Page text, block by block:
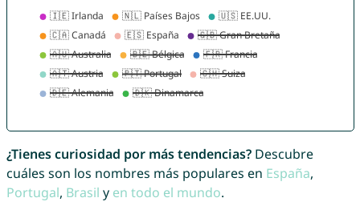
¿Tienes curiosidad por más tendencias?Descubre
cuáles son los nombres más populares en España,
Portugal, Brasil y en todo el mundo.